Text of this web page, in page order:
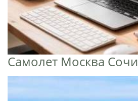
Самолет Москва Сочи